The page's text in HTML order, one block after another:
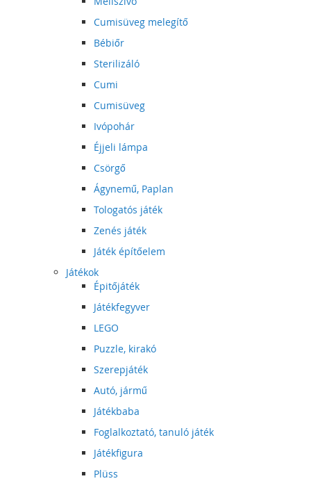
Cumisüveg melegítő
Bébiőr
Sterilizáló
Cumi
Cumisüveg
Ivópohár
Éjjeli lámpa
Csörgő
Ágynemű, Paplan
Tologatós játék
Zenés játék
Játék építőelem
Játékok
Épitőjáték
Játékfegyver
LEGO
Puzzle, kirakó
Szerepjáték
Autó, jármű
Játékbaba
Foglalkoztató, tanuló játék
Játékfigura
Plüss